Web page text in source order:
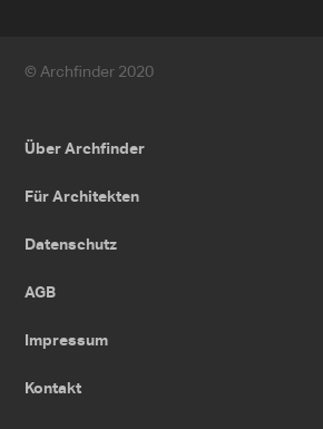
© Archfinder 2020
Über Archfinder
Für Architekten
Datenschutz
AGB
Impressum
Kontakt